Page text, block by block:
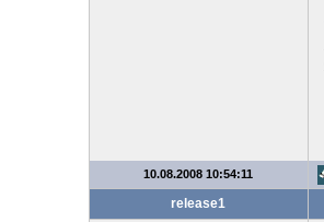
10.08.2008 10:54:11
release1